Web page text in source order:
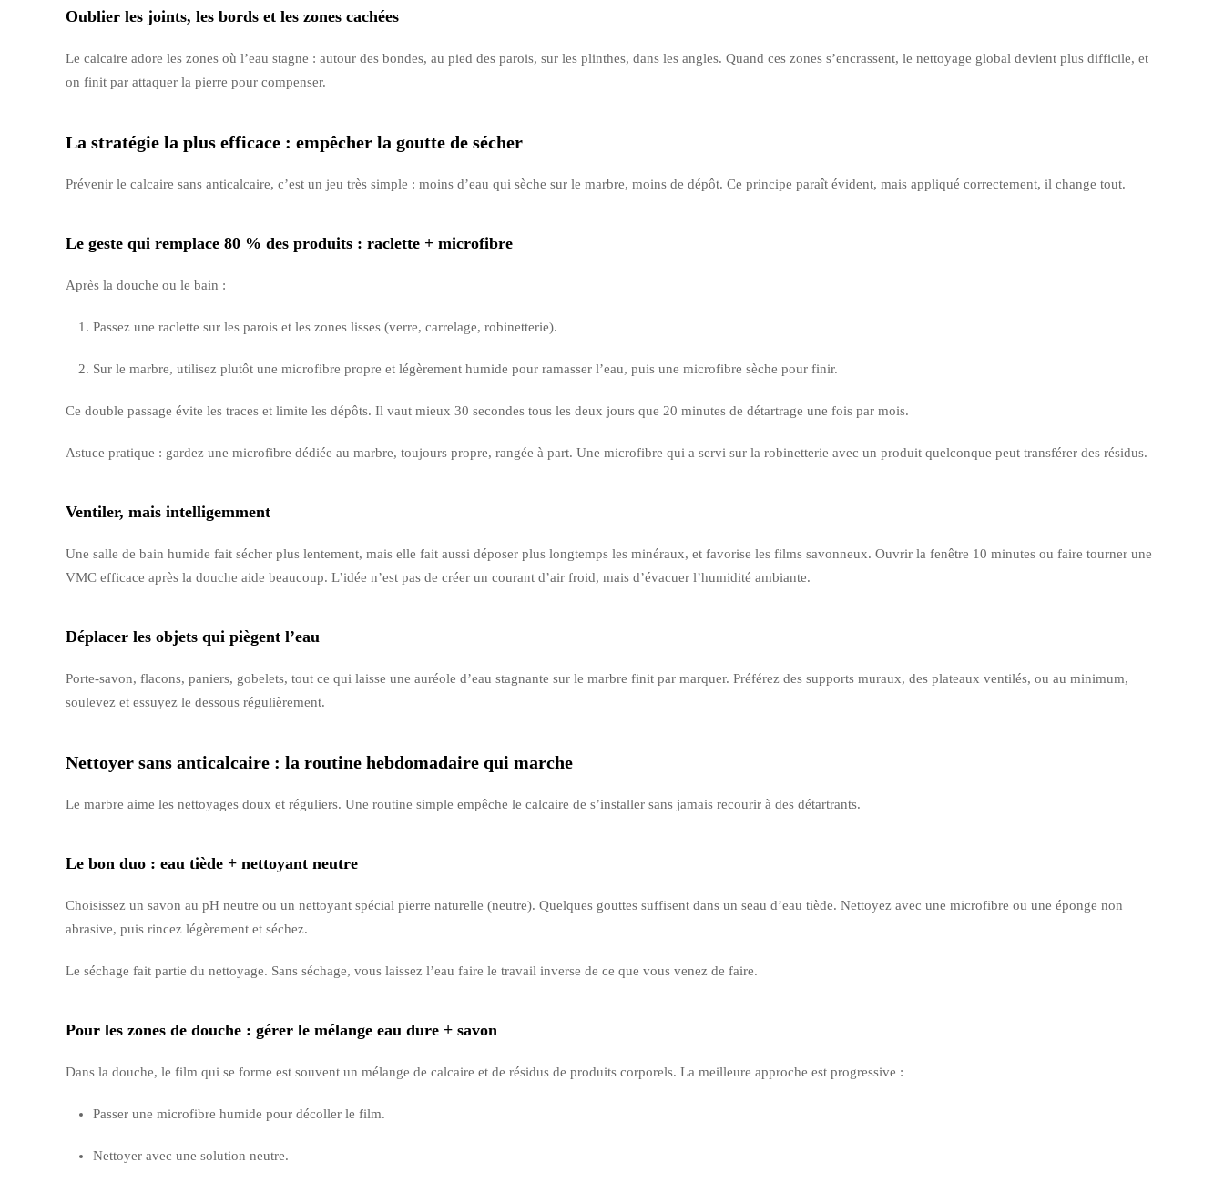
Oublier les joints, les bords et les zones cachées
Le calcaire adore les zones où l’eau stagne : autour des bondes, au pied des parois, sur les plinthes, dans les angles. Quand ces zones s’encrassent, le nettoyage global devient plus difficile, et
on finit par attaquer la pierre pour compenser.
La stratégie la plus efficace : empêcher la goutte de sécher
Prévenir le calcaire sans anticalcaire, c’est un jeu très simple : moins d’eau qui sèche sur le marbre, moins de dépôt. Ce principe paraît évident, mais appliqué correctement, il change tout.
Le geste qui remplace 80 % des produits : raclette + microfibre
Après la douche ou le bain :
Passez une raclette sur les parois et les zones lisses (verre, carrelage, robinetterie).
Sur le marbre, utilisez plutôt une microfibre propre et légèrement humide pour ramasser l’eau, puis une microfibre sèche pour finir.
Ce double passage évite les traces et limite les dépôts. Il vaut mieux 30 secondes tous les deux jours que 20 minutes de détartrage une fois par mois.
Astuce pratique : gardez une microfibre dédiée au marbre, toujours propre, rangée à part. Une microfibre qui a servi sur la robinetterie avec un produit quelconque peut transférer des résidus.
Ventiler, mais intelligemment
Une salle de bain humide fait sécher plus lentement, mais elle fait aussi déposer plus longtemps les minéraux, et favorise les films savonneux. Ouvrir la fenêtre 10 minutes ou faire tourner une
VMC efficace après la douche aide beaucoup. L’idée n’est pas de créer un courant d’air froid, mais d’évacuer l’humidité ambiante.
Déplacer les objets qui piègent l’eau
Porte-savon, flacons, paniers, gobelets, tout ce qui laisse une auréole d’eau stagnante sur le marbre finit par marquer. Préférez des supports muraux, des plateaux ventilés, ou au minimum,
soulevez et essuyez le dessous régulièrement.
Nettoyer sans anticalcaire : la routine hebdomadaire qui marche
Le marbre aime les nettoyages doux et réguliers. Une routine simple empêche le calcaire de s’installer sans jamais recourir à des détartrants.
Le bon duo : eau tiède + nettoyant neutre
Choisissez un savon au pH neutre ou un nettoyant spécial pierre naturelle (neutre). Quelques gouttes suffisent dans un seau d’eau tiède. Nettoyez avec une microfibre ou une éponge non
abrasive, puis rincez légèrement et séchez.
Le séchage fait partie du nettoyage. Sans séchage, vous laissez l’eau faire le travail inverse de ce que vous venez de faire.
Pour les zones de douche : gérer le mélange eau dure + savon
Dans la douche, le film qui se forme est souvent un mélange de calcaire et de résidus de produits corporels. La meilleure approche est progressive :
Passer une microfibre humide pour décoller le film.
Nettoyer avec une solution neutre.